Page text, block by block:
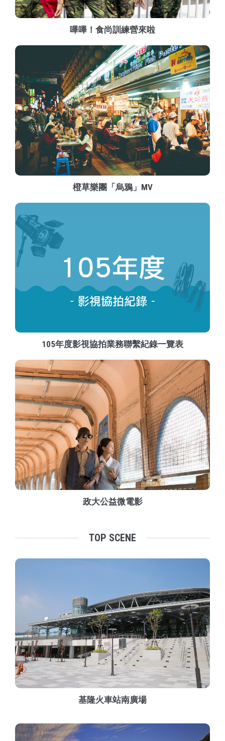
嗶嗶！食尚訓練營來啦
橙草樂團「烏鴉」MV
105年度影視協拍業務聯繫紀錄一覽表
政大公益微電影
TOP SCENE
基隆火車站南廣場